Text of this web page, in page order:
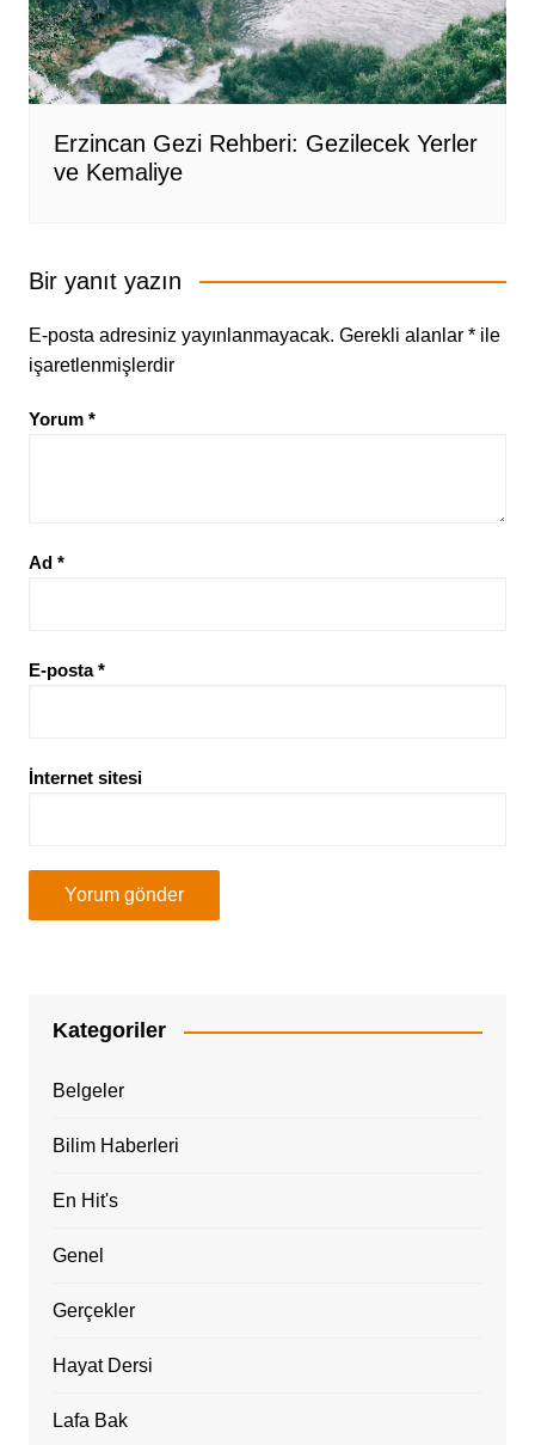
Erzincan Gezi Rehberi: Gezilecek Yerler
ve Kemaliye
Bir yanıt yazın
E-posta adresiniz yayınlanmayacak. Gerekli alanlar *ile
işaretlenmişlerdir
Yorum *
Ad *
E-posta*
İnternet sitesi
Kategoriler
Belgeler
Bilim Haberleri
En Hit's
Genel
Gerçekler
Hayat Dersi
Lafa Bak